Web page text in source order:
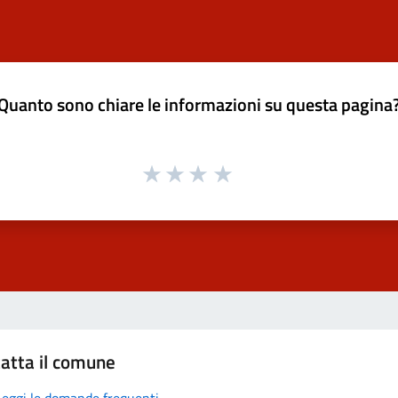
sono chiare le informazioni su questa
il comune